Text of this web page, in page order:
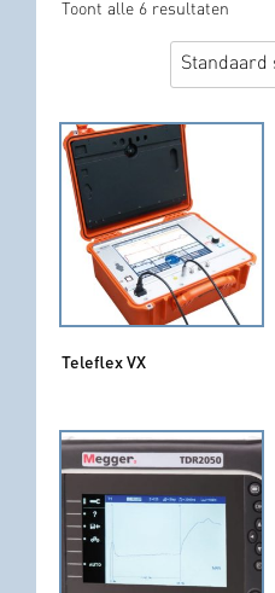
Toont alle 6 resultaten
Teleflex VX